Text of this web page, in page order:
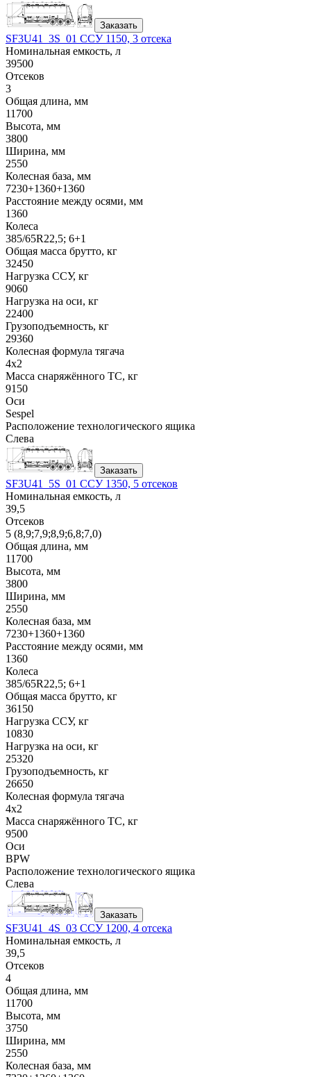
Заказать
SF3U41_3S_01 ССУ 1150, 3 отсека
Номинальная емкость, л
39500
Отсеков
3
Общая длина, мм
11700
Высота, мм
3800
Ширина, мм
2550
Колесная база, мм
7230+1360+1360
Расстояние между осями, мм
1360
Колеса
385/65R22,5; 6+1
Общая масса брутто, кг
32450
Нагрузка ССУ, кг
9060
Нагрузка на оси, кг
22400
Грузоподъемность, кг
29360
Колесная формула тягача
4x2
Масса снаряжённого ТС, кг
9150
Оси
Sespel
Расположение технологического ящика
Слева
Заказать
SF3U41_5S_01 ССУ 1350, 5 отсеков
Номинальная емкость, л
39,5
Отсеков
5 (8,9;7,9;8,9;6,8;7,0)
Общая длина, мм
11700
Высота, мм
3800
Ширина, мм
2550
Колесная база, мм
7230+1360+1360
Расстояние между осями, мм
1360
Колеса
385/65R22,5; 6+1
Общая масса брутто, кг
36150
Нагрузка ССУ, кг
10830
Нагрузка на оси, кг
25320
Грузоподъемность, кг
26650
Колесная формула тягача
4x2
Масса снаряжённого ТС, кг
9500
Оси
BPW
Расположение технологического ящика
Слева
Заказать
SF3U41_4S_03 ССУ 1200, 4 отсека
Номинальная емкость, л
39,5
Отсеков
4
Общая длина, мм
11700
Высота, мм
3750
Ширина, мм
2550
Колесная база, мм